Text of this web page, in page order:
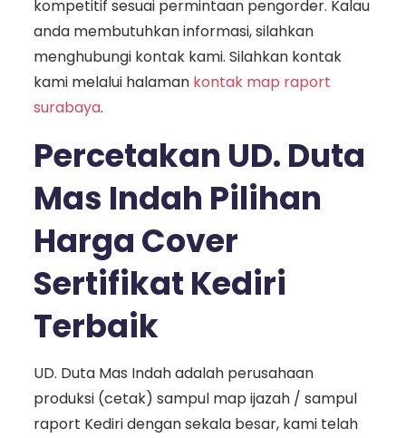
kompetitif sesuai permintaan pengorder. Kalau
anda membutuhkan informasi, silahkan
menghubungi kontak kami. Silahkan kontak
kami melalui halaman kontak map raport
surabaya.
Percetakan UD. Duta
Mas Indah Pilihan
Harga Cover
Sertifikat Kediri
Terbaik
UD. Duta Mas Indah adalah perusahaan
produksi (cetak) sampul map ijazah / sampul
raport Kediri dengan sekala besar, kami telah